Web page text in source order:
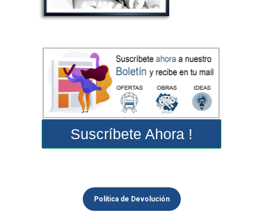
Política de Devolución
Suscríbete Ahora !